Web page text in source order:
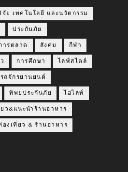
จัย เทคโนโลยี และนวัตกรรม
ประกันภัย
ารตลาด สังคม กีฬา
การศึกษา ไลฟ์สไตล์
รถจักรยานยนต์
ทิพยประกันภัย ไฮไลท์
ว&แนะนำร้านอาหาร
องเที่ยว & ร้านอาหาร